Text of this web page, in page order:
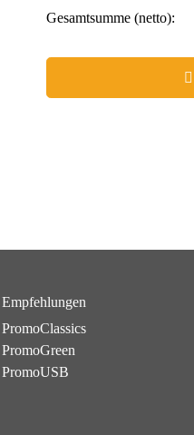
Gesamtsumme (netto):
Empfehlungen
PromoClassics
PromoGreen
PromoUSB